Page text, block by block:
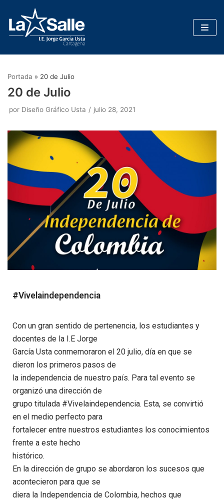
al
contenido
Portada » 20 de Julio
20 de Julio
por Diseño Gráfico Usta julio 28, 2021
#Vivelaindependencia
Con un gran sentido de pertenencia, los estudiantes y
docentes de la I.E Jorge
García Usta conmemoraron el 20 julio, día en que se
dieron los primeros pasos de
la independencia de nuestro país. Para tal evento se
organizó una dirección de
grupo titulada #Vivelaindependencia. Esta, se convirtió
en el medio perfecto para
fortalecer entre nuestros estudiantes los conocimientos
frente a este hecho
histórico.
En la dirección de grupo se abordaron los sucesos que
acontecieron para que se
diera la Independencia de Colombia, hechos que